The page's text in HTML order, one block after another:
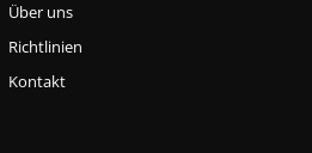
Über uns
Richtlinien
Kontakt